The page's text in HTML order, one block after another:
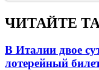
ЧИТАЙТЕ
В Италии двое
лотерейный